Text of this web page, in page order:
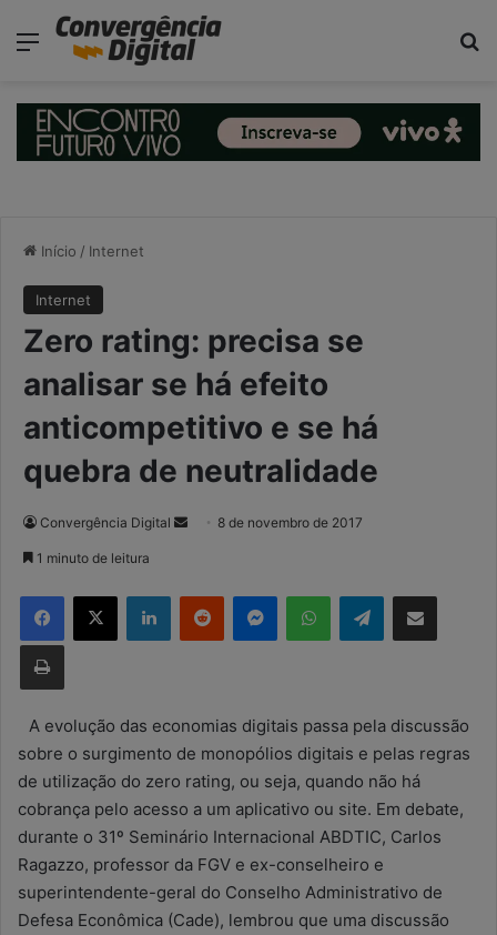
Menu
Início / Internet
Internet
Zero rating: precisa se
analisar se há efeito
anticompetitivo e se há
quebra de neutralidade
Convergência Digital
d
-
m
a
l
8 de novembro de 2017
1 minuto de leitura
Telegram
A evolução das economias digitais passa pela discussão
sobre o surgimento de monopólios digitais e pelas regras
de utilização do zero rating, ou seja, quando não há
cobrança pelo acesso a um aplicativo ou site. Em debate,
durante o 31º Seminário Internacional ABDTIC, Carlos
Ragazzo, professor da FGV e ex-conselheiro e
superintendente-geral do Conselho Administrativo de
Defesa Econômica (Cade), lembrou que uma discussão